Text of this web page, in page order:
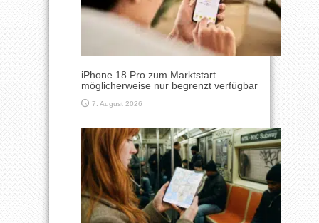
iPhone 18 Pro zum Marktstart
möglicherweise nur begrenzt verfügbar
7. August 2026